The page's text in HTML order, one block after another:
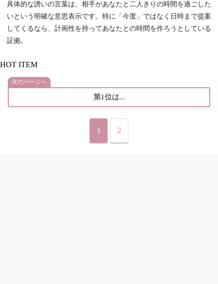
具体的な誘いの言葉は、相手があなたと二人きりの時間を過ごした
いという明確な意思表示です。特に「今度」ではなく日時まで提案
してくるなら、計画性を持ってあなたとの時間を作ろうとしている
証拠。
HOT ITEM
次のページへ
第1位は...
1 2